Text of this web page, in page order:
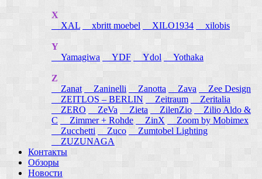
X
XAL
xbritt moebel XILO1934 xilobis
Y
Yamagiwa
YDF Ydol Yothaka
Z
Zanat
Zaninelli Zanotta Zava
Zee Design
ZEITLOS – BERLIN
Zeitraum
Zeritalia
ZERO
ZeVa Zieta ZilenZio
Zilio Aldo &
C
Zimmer + Rohde ZinX
Zoom by Mobimex
Zucchetti
Zuco
Zumtobel Lighting
ZUZUNAGA
Контакты
Обзоры
Новости